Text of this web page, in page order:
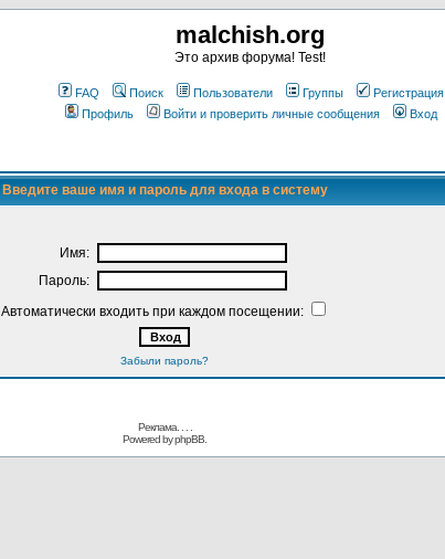
malchish.org
Это архив форума! Test!
FAQ Поиск Пользователи Группы
Регистрация
Профиль
Войти и проверить личные сообщения Вход
Введите ваше имя и пароль для входа в систему
Имя:
Пароль:
Автоматически входить при каждом посещении:
Забыли пароль?
Реклама. . .
Powered byphpBB.